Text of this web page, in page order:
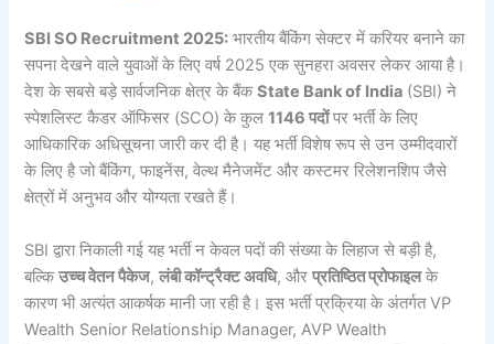
SBI SO Recruitment 2025: भारतीय बैंकिंग सेक्टर में करियर बनाने का
सपना देखने वाले युवाओं के लिए वर्ष 2025 एक सुनहरा अवसर लेकर आया है।
देश के सबसे बड़े सार्वजनिक क्षेत्र के बैंकState Bank of India (SBI) ने
स्पेशलिस्ट कैडर ऑफिसर (SCO) के कुल1146 पदोंपर भर्ती के लिए
आधिकारिक अधिसूचना जारी कर दी है। यह भर्ती विशेष रूप से उन उम्मीदवारों
के लिए है जो बैंकिंग, फाइनेंस, वेल्थ मैनेजमेंट और कस्टमर रिलेशनशिप जैसे
क्षेत्रों में अनुभव और योग्यता रखते हैं।
SBI द्वारा निकाली गई यह भर्ती न केवल पदों की संख्या के लिहाज से बड़ी है,
बल्किउच्च वेतन पैकेज,लंबी कॉन्ट्रैक्ट अवधि, औरप्रतिष्ठित प्रोफाइलके
कारण भी अत्यंत आकर्षक मानी जा रही है। इस भर्ती प्रक्रिया के अंतर्गत VP
Wealth Senior Relationship Manager, AVP Wealth